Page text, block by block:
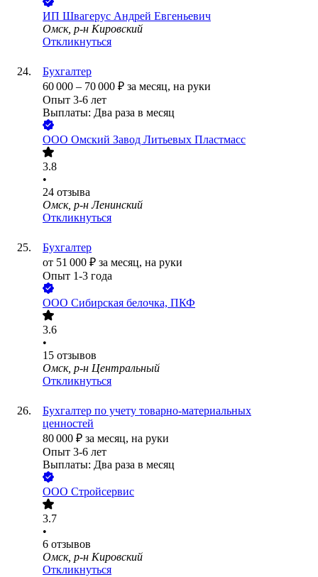
ИП Швагерус Андрей Евгеньевич
Омск, р-н Кировский
Откликнуться
Бухгалтер
60 000 – 70 000 ₽ за месяц, на руки
Опыт 3-6 лет
Выплаты: Два раза в месяц
ООО Омский Завод Литьевых Пластмасс
3.8
•
24 отзыва
Омск, р-н Ленинский
Откликнуться
Бухгалтер
от 51 000 ₽ за месяц, на руки
Опыт 1-3 года
ООО Сибирская белочка, ПКФ
3.6
•
15 отзывов
Омск, р-н Центральный
Откликнуться
Бухгалтер по учету товарно-материальных
ценностей
80 000 ₽ за месяц, на руки
Опыт 3-6 лет
Выплаты: Два раза в месяц
ООО Стройсервис
3.7
•
6 отзывов
Омск, р-н Кировский
Откликнуться